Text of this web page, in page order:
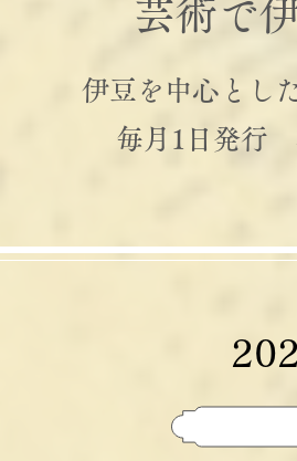
伊豆を中心とし
毎月1日発行
芸術で